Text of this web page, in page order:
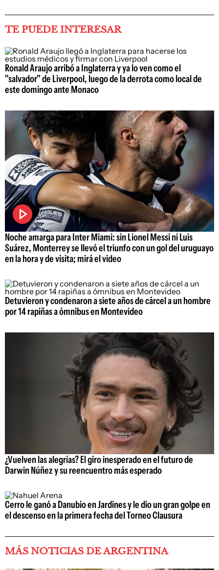
TE PUEDE INTERESAR
Ronald Araujo arribó a Inglaterra y ya lo ven como el
"salvador" de Liverpool, luego de la derrota como local de
este domingo ante Monaco
Noche amarga para Inter Miami: sin Lionel Messi ni Luis
Suárez, Monterrey se llevó el triunfo con un gol del uruguayo
en la hora y de visita; mirá el video
Detuvieron y condenaron a siete años de cárcel a un hombre
por 14 rapiñas a ómnibus en Montevideo
¿Vuelven las alegrías? El giro inesperado en el futuro de
Darwin Núñez y su reencuentro más esperado
Cerro le ganó a Danubio en Jardines y le dio un gran golpe en
el descenso en la primera fecha del Torneo Clausura
MÁS NOTICIAS DE ARGENTINA